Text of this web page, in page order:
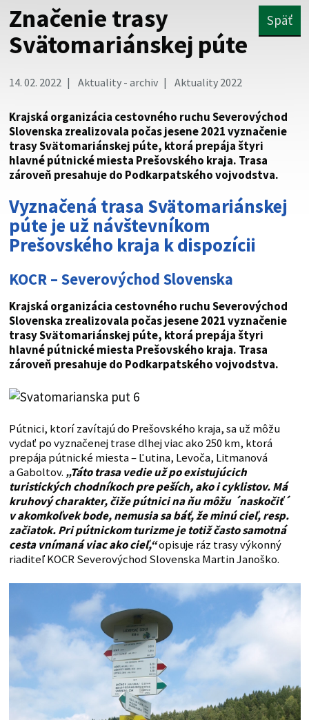
Táto stránka je zabezpečená
cez zabezpečenú webovú stránku. Zabezpečená stránka
vždy začína https:// pred názvom domény webového sídla.
Značenie trasy
Svätomariánskej púte
Späť
14. 02. 2022 Aktuality - archiv Aktuality 2022
Krajská organizácia cestovného ruchu Severovýchod
Slovenska zrealizovala počas jesene 2021 vyznačenie
trasy Svätomariánskej púte, ktorá prepája štyri
hlavné pútnické miesta Prešovského kraja. Trasa
zároveň presahuje do Podkarpatského vojvodstva.
Vyznačená trasa Svätomariánskej
púte je už návštevníkom
Prešovského kraja k dispozícii
KOCR – Severovýchod Slovenska
Krajská organizácia cestovného ruchu Severovýchod
Slovenska zrealizovala počas jesene 2021 vyznačenie
trasy Svätomariánskej púte, ktorá prepája štyri
hlavné pútnické miesta Prešovského kraja. Trasa
zároveň presahuje do Podkarpatského vojvodstva.
Pútnici, ktorí zavítajú do Prešovského kraja, sa už môžu
vydať po vyznačenej trase dlhej viac ako 250 km, ktorá
prepája pútnické miesta – Ľutina, Levoča, Litmanová
a Gaboltov. „Táto trasa vedie už po existujúcich
turistických chodníkoch pre peších, ako i cyklistov. Má
kruhový charakter, čiže pútnici na ňu môžu ´naskočiť´
v akomkoľvek bode, nemusia sa báť, že minú cieľ, resp.
začiatok. Pri pútnickom turizme je totiž často samotná
cesta vnímaná viac ako cieľ,“opisuje ráz trasy výkonný
riaditeľ KOCR Severovýchod Slovenska Martin Janoško.